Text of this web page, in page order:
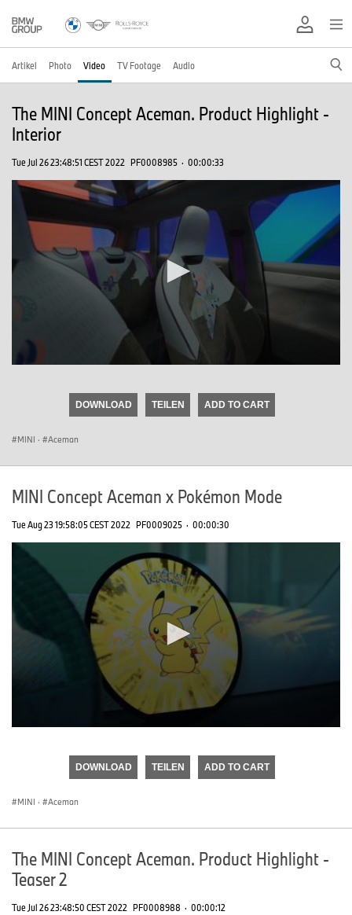
Artikel Photo Video TV Footage Audio
The MINI Concept Aceman. Product Highlight -
Interior
Tue Jul 26 23:48:51 CEST 2022 PF0008985 · 00:00:33
DOWNLOAD TEILEN ADD TO CART
MINI · Aceman
MINI Concept Aceman x Pokémon Mode
Tue Aug 23 19:58:05 CEST 2022 PF0009025 · 00:00:30
DOWNLOAD TEILEN ADD TO CART
MINI · Aceman
The MINI Concept Aceman. Product Highlight -
Teaser 2
Tue Jul 26 23:48:50 CEST 2022 PF0008988 · 00:00:12